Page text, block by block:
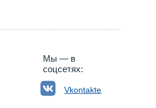
Мы — в
соцсетях:
Vkontakte